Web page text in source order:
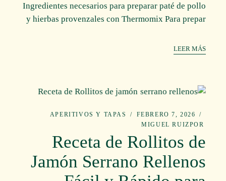
Ingredientes necesarios para preparar paté de pollo
y hierbas provenzales con Thermomix Para prepar
LEER MÁS
FEBRERO 7, 2026
APERITIVOS Y TAPAS
POR
MIGUEL RUIZ
Receta de Rollitos de
Jamón Serrano Rellenos